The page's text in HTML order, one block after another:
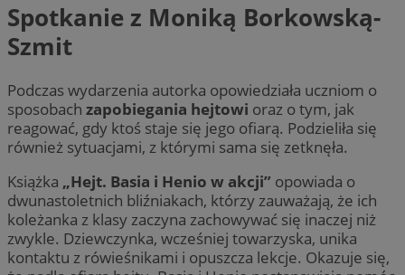
Spotkanie z Moniką Borkowską-
Szmit
Podczas wydarzenia autorka opowiedziała uczniom o
sposobach zapobiegania hejtowi oraz o tym, jak
reagować, gdy ktoś staje się jego ofiarą. Podzieliła się
również sytuacjami, z którymi sama się zetknęła.
Książka „Hejt. Basia i Henio w akcji” opowiada o
dwunastoletnich bliźniakach, którzy zauważają, że ich
koleżanka z klasy zaczyna zachowywać się inaczej niż
zwykle. Dziewczynka, wcześniej towarzyska, unika
kontaktu z rówieśnikami i opuszcza lekcje. Okazuje się,